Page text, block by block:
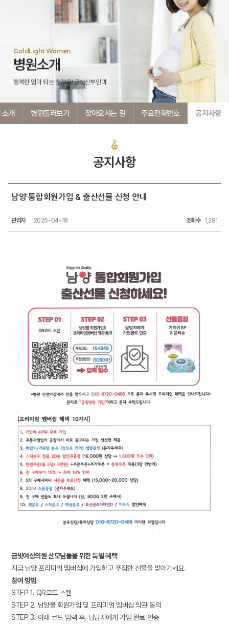
GoldLight Women
병원소개
행복한 엄마 되는 첫걸음! 금빛산부인과
소개 병원둘러보기 찾아오시는 길 주요전화번호 공지사항
공지사항
남양 통합회원가입 & 출산선물 신청 안내
관리자 2025-04-18 조회수 1,281
금빛여성의원 산모님들을 위한 특별 혜택
지금 남양 프리미엄 멤버십에 가입하고 푸짐한 선물을 받아가세요.
참여 방법
STEP 1. QR코드 스캔
STEP 2. 남양몰 회원가입 및 프리미엄 멤버십 약관 동의
STEP 3. 아래 코드 입력 후, 담당자에게 가입 완료 인증